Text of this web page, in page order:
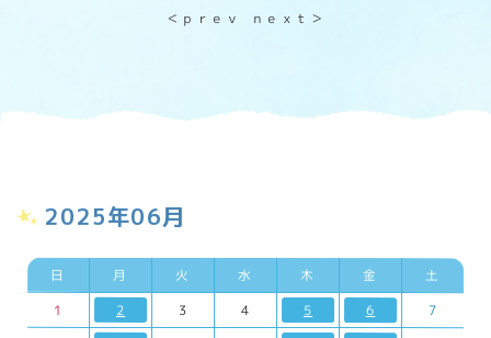
＜ｐｒｅｖ ｎｅｘｔ＞
2025年06月
日 月 火 水 木 金 土
1 2 3 4 5 6
7